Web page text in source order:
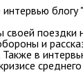
блогу
своей поездки
и
в